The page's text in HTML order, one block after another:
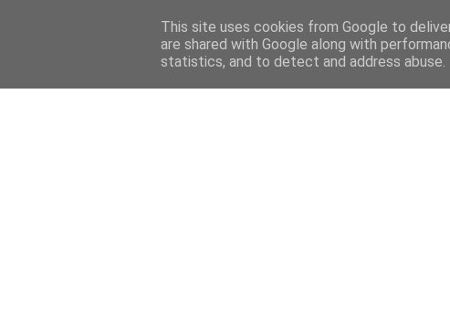
FELIETONY CYKLE WYWIADY PRELUDIUM O
This site uses cookies from Google to
are shared with Google along with
statistics, and to detect and address abuse.